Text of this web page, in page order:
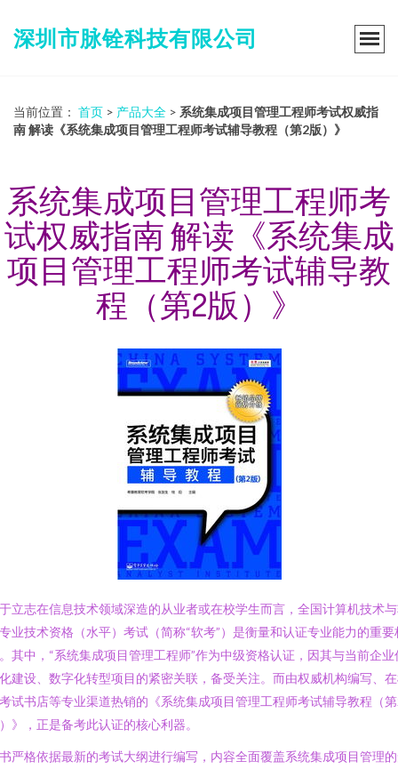
深圳市脉铨科技有限公司
当前位置： 首页 > 产品大全 > 系统集成项目管理工程师考试权威指
南 解读《系统集成项目管理工程师考试辅导教程（第2版）》
系统集成项目管理工程师考
试权威指南 解读《系统集成
项目管理工程师考试辅导教
程（第2版）》
立志在信息技术领域深造的从业者或在校学生而言，全国计算机技术
业技术资格（水平）考试（简称“软考”）是衡量和认证专业能力的重要
其中，“系统集成项目管理工程师”作为中级资格认证，因其与当前企业
建设、数字化转型项目的紧密关联，备受关注。而由权威机构编写、
试书店等专业渠道热销的《系统集成项目管理工程师考试辅导教程（
》，正是备考此认证的核心利器。
严格依据最新的考试大纲进行编写，内容全面覆盖系统集成项目管理